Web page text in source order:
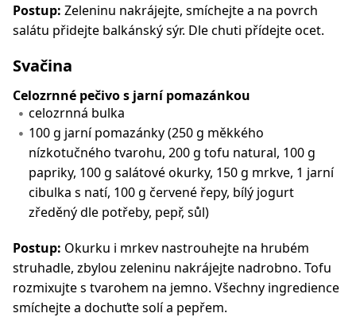
Postup: Zeleninu nakrájejte, smíchejte a na povrch
salátu přidejte balkánský sýr. Dle chuti přídejte ocet.
Svačina
Celozrnné pečivo s jarní pomazánkou
celozrnná bulka
100 g jarní pomazánky (250 g měkkého
nízkotučného tvarohu, 200 g tofu natural, 100 g
papriky, 100 g salátové okurky, 150 g mrkve, 1 jarní
cibulka s natí, 100 g červené řepy, bílý jogurt
zředěný dle potřeby, pepř, sůl)
Postup: Okurku i mrkev nastrouhejte na hrubém
struhadle, zbylou zeleninu nakrájejte nadrobno. Tofu
rozmixujte s tvarohem na jemno. Všechny ingredience
smíchejte a dochuťte solí a pepřem.